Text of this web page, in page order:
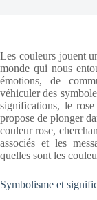
Les couleurs jouent
monde qui nous
émotions, de
véhiculer des
significations, le
propose de plonger
couleur rose,
associés et les
quelles sont les
Symbolisme et